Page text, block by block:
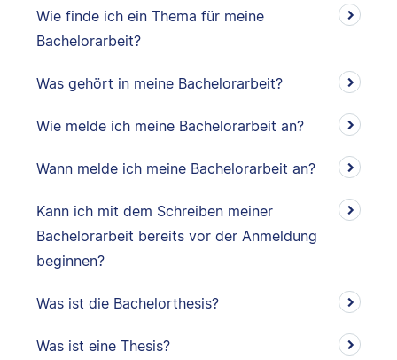
Wie finde ich ein Thema für meine
Bachelorarbeit?
Was gehört in meine Bachelorarbeit?
Wie melde ich meine Bachelorarbeit an?
Wann melde ich meine Bachelorarbeit an?
Kann ich mit dem Schreiben meiner
Bachelorarbeit bereits vor der Anmeldung
beginnen?
Was ist die Bachelorthesis?
Was ist eine Thesis?